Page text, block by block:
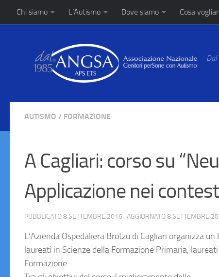
Salta al contenuto
Chi siamo L’Autismo Dove siamo Cosa
Dal
AUTISMO / FORMAZIONE
A Cagliari: corso su
Applicazione nei
PUBBLICATO8 SETTEMBRE 2016 · AGGIORNATO8 SETTEMBRE
L’Azienda Ospedaliera Brotzu di Cagliari organizza
laureati in Scienze della Formazione Primaria,
Formazione.